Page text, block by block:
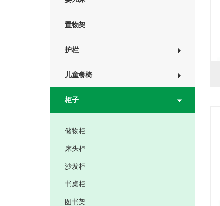
置物架
护栏
儿童餐椅
柜子
储物柜
床头柜
沙发柜
书桌柜
图书架